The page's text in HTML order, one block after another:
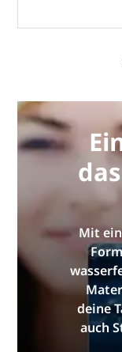
Mit
deine
auch